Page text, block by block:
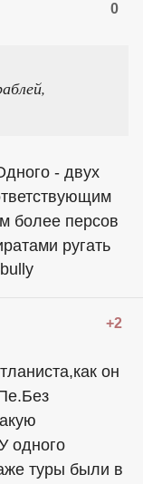
0
- двух
более персов
ругать
+2
он
одного
туры были в